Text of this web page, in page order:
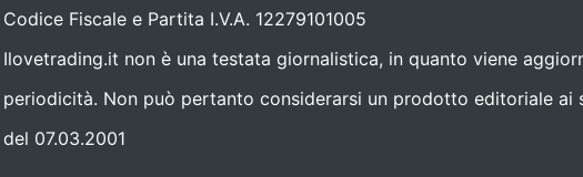
Codice Fiscale e Partita I.V.A. 12279101005
Ilovetrading.it non è una testata giornalistica, in quanto viene
periodicità. Non può pertanto considerarsi un prodotto editoriale ai
del 07.03.2001